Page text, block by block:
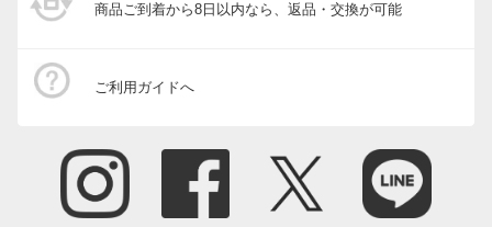
商品ご到着から8日以内なら、返品・交換が可能
ご利用ガイドへ